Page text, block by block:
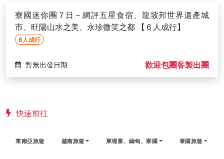
快速前往
東南亞旅遊 越南旅遊 柬埔寨、緬甸、寮國 泰國旅遊
寮國迷你團７日－網評五星食宿、龍坡邦世界遺產城
市、旺陽山水之美、永珍微笑之都 【６人成行】
6人成行
暫無出發日期 歡迎包團客製出團